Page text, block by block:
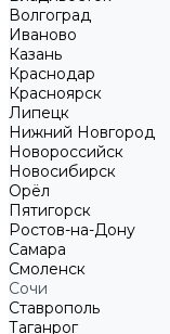
Волгоград
Иваново
Казань
Краснодар
Красноярск
Липецк
Нижний Новгород
Новороссийск
Новосибирск
Орёл
Пятигорск
Ростов-на-Дону
Самара
Смоленск
Сочи
Ставрополь
Таганрог